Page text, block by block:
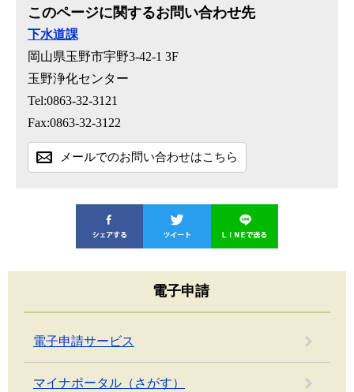
このページに関するお問い合わせ先
下水道課
岡山県玉野市宇野3-42-1 3F
玉野浄化センター
Tel:0863-32-3121
Fax:0863-32-3122
メールでのお問い合わせはこちら
電子申請
電子申請サービス
マイナポータル（さがす）